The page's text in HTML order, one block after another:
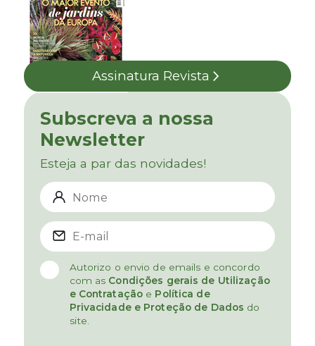
Assinatura Revista
Subscreva a nossa
Newsletter
Esteja a par das novidades!
Autorizo o envio de emails e concordo
com as Condições gerais de Utilização
e Contratação e Política de
Privacidade e Proteção de Dados do
site.